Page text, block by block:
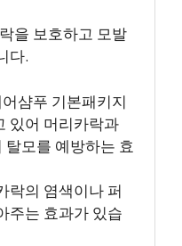
을 보호하고 모발
다.
샴푸 기본패키지
있어 머리카락과
모를 예방하는 효
락의 염색이나 퍼
주는 효과가 있습